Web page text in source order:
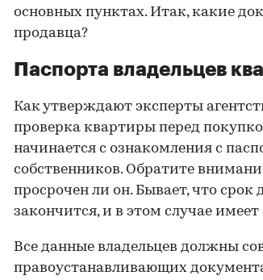
основных пунктах. Итак, какие
продавца?
Паспорта владельцев
Как утверждают эксперты
проверка квартиры перед
начинается с ознакомления с
собственников. Обратите
просрочен ли он. Бывает, что срок
закончится, и в этом случае
Все данные владельцев должны
правоустанавливающих